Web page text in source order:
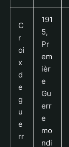
C
r
oi
x
d
e
g
u
e
rr
191
5,
Pr
em
ièr
e
Gu
err
e
mo
ndi